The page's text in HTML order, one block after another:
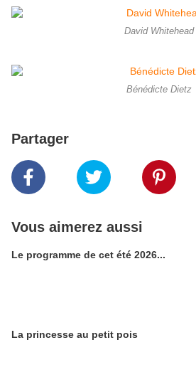
David Whitehead
Bénédicte Dietz
Partager
Vous aimerez aussi
Le programme de cet été 2026...
La princesse au petit pois